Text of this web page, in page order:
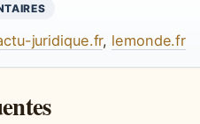
juridique.fr, lemonde.fr